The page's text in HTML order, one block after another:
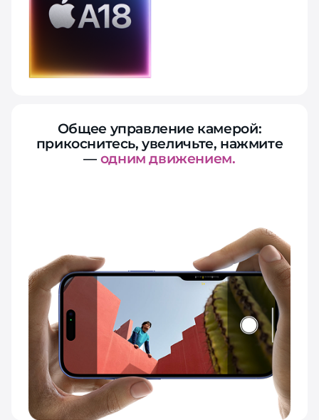
Общее управление камерой:
прикоснитесь, увеличьте, нажмите
— одним движением.